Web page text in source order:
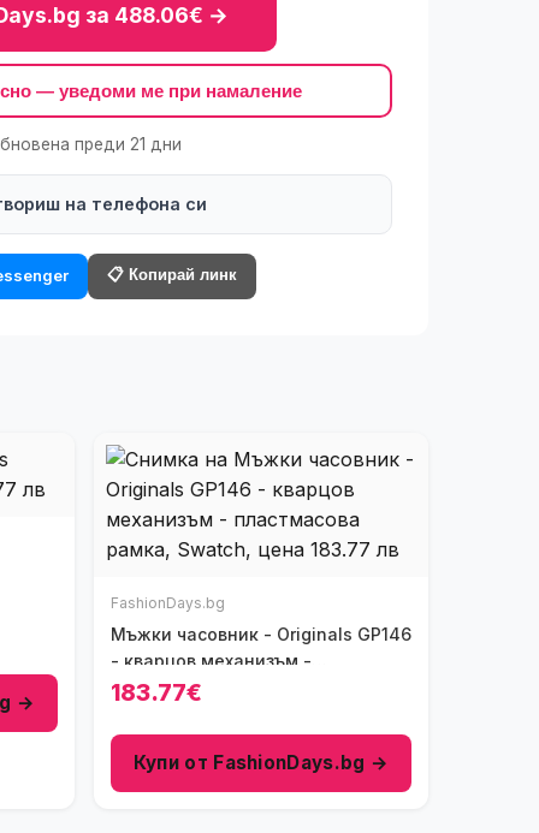
за 488.06€ →
— уведоми ме при намаление
преди 21 дни
на телефона си
📋 Копирай линк
→
FashionDays.bg
Мъжки часовник - Originals GP146
- кварцов механизъм -
пластмасова рамка
183.77€
Купи от FashionDays.bg →